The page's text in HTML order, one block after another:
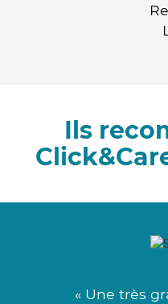
Ils
« Une très